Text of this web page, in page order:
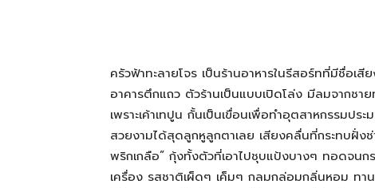
ครัวฟ้าทะลายโจร เป็นร้านอาหารในรีสอร์ทที่มีชื่อเ
อาคารตึกแถว ตัวร้านเป็นแบบเปิดโล่ง มีลมจากชา
เพราะเค้าเทปูน กั้นเป็นเขื่อนเพื่อทำอุตสาหกรรมป
สวยงามได้สุดลูกหูลูกตาเลย เสียงคลื่นที่กระทบฝั่ง
พริกเกลือ” กุ้งทั้งตัวที่เอาไปชุบแป้งบางๆ ทอดจนก
เครื่อง รสชาติเผ็ดๆ เค็มๆ กลมกล่อมกลิ่นหอม ทาน